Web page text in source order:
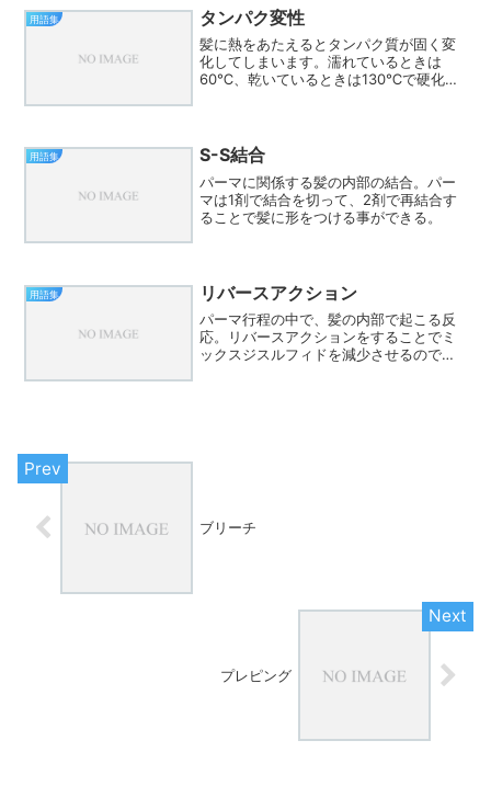
用語集 タンパク変性
髪に熱をあたえるとタンパク質が固く変
化してしまいます。濡れているときは
60℃、乾いているときは130℃で硬化し
用語集 S-S結合
パーマに関係する髪の内部の結合。パー
マは1剤で結合を切って、2剤で再結合す
ることで髪に形をつける事ができる。
用語集 リバースアクション
パーマ行程の中で、髪の内部で起こる反
応。リバースアクションをすることでミ
ックスジスルフィドを減少させるのでパ
ブリーチ
プレピング